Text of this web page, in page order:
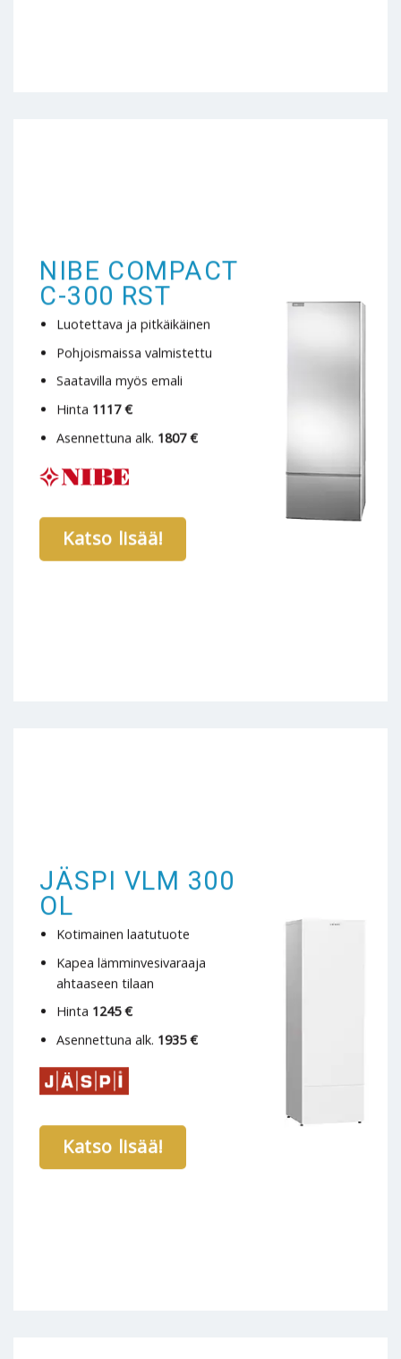
NIBE COMPACT
C-300 RST
Luotettava ja pitkäikäinen
Pohjoismaissa valmistettu
Saatavilla myös emali
Hinta 1117 €
Asennettuna alk. 1807 €
Katso lisää!
JÄSPI VLM 300
OL
Kotimainen laatutuote
Kapea lämminvesivaraaja
ahtaaseen tilaan
Hinta 1245 €
Asennettuna alk. 1935 €
Katso lisää!